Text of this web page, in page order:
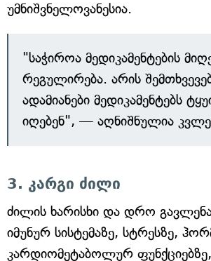
უმნიშვნელოვანესია.
"საჭიროა მედიკამენტების
რეგულირება. არის
ადამიანები მედიკამენტებს
იღებენ", — აღნიშნულია
3. კარგი ძილი
ძილის ხარისხი და დრო
იმუნურ სისტემაზე, სტრესზე,
კარდიომეტაბოლურ